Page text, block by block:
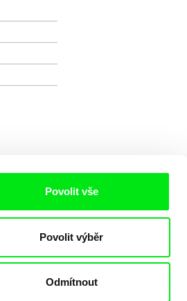
Povolit vše
Povolit výběr
Odmítnout